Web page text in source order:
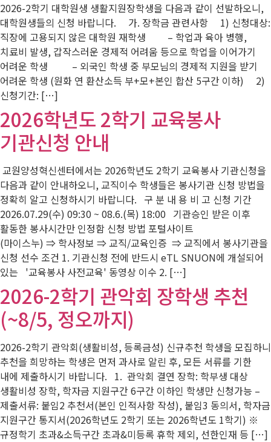
2026-2학기 대학원생 생활지원장학생을 다음과 같이 선발하오니,
대학원생들의 신청 바랍니다. 가. 장학금 관련사항 1) 신청대상:
직장에 고용되지 않은 대학원 재학생 – 학업과 육아 병행,
치료비 발생, 갑작스러운 경제적 어려움 등으로 학업을 이어가기
어려운 학생 – 외국인 학생 중 부모님의 경제적 지원을 받기
어려운 학생 (원화 연 환산소득 부+모+본인 합산 5구간 이하) 2)
신청기간: […]
2026학년도 2학기 교육봉사
기관신청 안내
교원양성혁신센터에서는 2026학년도 2학기 교육봉사 기관신청을
다음과 같이 안내하오니, 교직이수 학생들은 봉사기관 신청 방법을
정확히 알고 신청하시기 바랍니다. 구 분 내 용 비 고 신청 기간
2026.07.29(수) 09:30 ~ 08.6.(목) 18:00 기관승인 받은 이후
활동한 봉사시간만 인정함 신청 방법 포털사이트
(마이스누) ⇒ 학사정보 ⇒ 교직/교육인증 ⇒ 교직에서 봉사기관을
신청 선수 조건 1. 기관신청 전에 반드시 eTL SNUON에 개설되어
있는 '교육봉사 사전교육' 동영상 이수 2. […]
2026-2학기 관악회 장학생 추천
(~8/5, 정오까지)
2026-2학기 관악회(생활비성, 등록금성) 신규추천 학생을 모집하니
추천을 희망하는 학생은 먼저 과사로 알린 후, 모든 서류를 기한
내에 제출하시기 바랍니다. 1. 관악회 결연 장학: 학부생 대상
생활비성 장학, 학자금 지원구간 6구간 이하인 학생만 신청가능 –
제출서류: 붙임2 추천서(본인 인적사항 작성), 붙임3 동의서, 학자금
지원구간 통지서(2026학년도 2학기 또는 2026학년도 1학기) ※
규정학기 초과&소득구간 초과&미등록 휴학 제외, 선한인재 등 […]